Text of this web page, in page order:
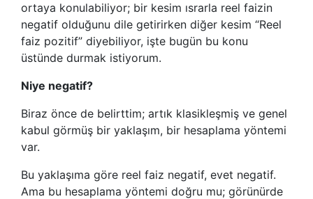
ortaya konulabiliyor; bir kesim ısrarla reel faizin
negatif olduğunu dile getirirken diğer kesim “Reel
faiz pozitif” diyebiliyor, işte bugün bu konu
üstünde durmak istiyorum.
Niye negatif?
Biraz önce de belirttim; artık klasikleşmiş ve genel
kabul görmüş bir yaklaşım, bir hesaplama yöntemi
var.
Bu yaklaşıma göre reel faiz negatif, evet negatif.
Ama bu hesaplama yöntemi doğru mu; görünürde